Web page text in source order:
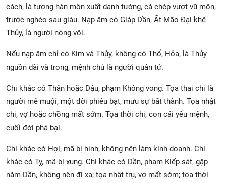
cách, là tượng hàn môn xuất danh tướng, cá chép vượt vũ môn,
trước nghèo sau giàu. Nạp âm có Giáp Dần, Ất Mão Đại khê
Thủy, là người nóng vội.
Nếu nạp âm chỉ có Kim và Thủy, không có Thổ, Hỏa, là Thủy
nguồn dài và trong, mệnh chủ là người quân tử.
Chi khác có Thân hoặc Dậu, phạm Không vong. Tọa thai chi là
người mê muội, một đời phiêu bạt, mưu sự bất thành. Tọa nhật
chi, vợ hoặc chồng mất sớm. Tọa thời chi, con cái yểu mệnh,
cuối đời phá bại.
Chi khác có Hợi, mã bị hình, không nên làm kinh doanh. Chi
khác có Tỵ, mã bị xung. Chi khác có Dần, phạm Kiếp sát, gặp
năm Dần, không nên đi xa; tọa nhật trụ, vợ mất sớm; tọa thời